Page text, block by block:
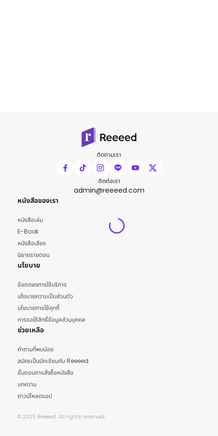
ติดตามเรา
ติดต่อเรา
admin@reeeed.com
หนังสือของเรา
หนังสือเล่ม
E-Book
หนังสือเสียง
นิยายรายตอน
นโยบาย
ข้อตกลงการใช้บริการ
นโยบายความเป็นส่วนตัว
นโยบายการใช้คุกกี้
การขอใช้สิทธิ์ข้อมูลส่วนบุคคล
ช่วยเหลือ
คำถามที่พบบ่อย
สมัครเป็นนักเขียนกับ Reeeed
ขั้นตอนการสั่งซื้อหนังสือ
บทความ
ดาวน์โหลดแอป
© 2025 Reeeed. All rights reserved.